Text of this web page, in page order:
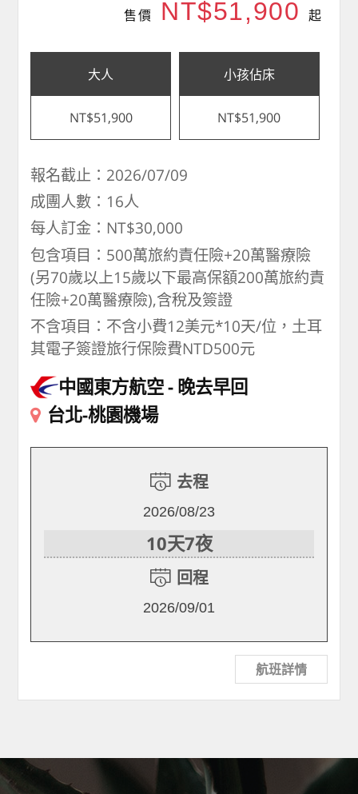
售價 NT$51,900 起
大人
NT$51,900
小孩佔床
NT$51,900
報名截止：2026/07/09
成團人數：16人
每人訂金：NT$30,000
包含項目：500萬旅約責任險+20萬醫療險
(另70歲以上15歲以下最高保額200萬旅約責
任險+20萬醫療險),含稅及簽證
不含項目：不含小費12美元*10天/位，土耳
其電子簽證旅行保險費NTD500元
中國東方航空 晚去早回
台北-桃園機場
去程
2026/08/23
10天7夜
回程
2026/09/01
航班詳情